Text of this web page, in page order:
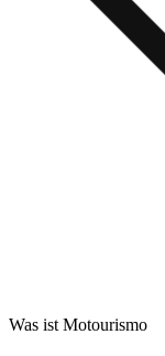
Was ist Motourismo